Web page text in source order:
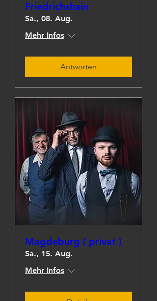
Friedrichshain
Sa., 08. Aug.
Mehr Infos
Antworten
Magdeburg ( privat )
Sa., 15. Aug.
Mehr Infos